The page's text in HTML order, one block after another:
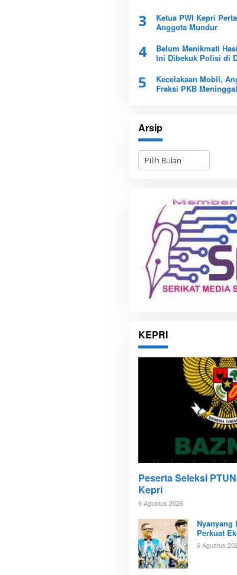
3
Ketua PWI Kepri
Anggota Mundur
4
Belum Menikmati
Ini Dibekuk Polisi di
5
Kecelakaan Mobil,
Fraksi PKB
Arsip
A
s
KEPRI
Peserta Seleksi
Kepri
6 Agustus 2026
Nyanyang
Perkuat
Padel di
6 Agustus